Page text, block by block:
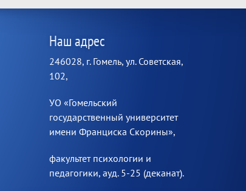
Наш адрес
246028, г. Гомель, ул. Советская,
102,
УО «Гомельский
государственный университет
имени Франциска Скорины»,
факультет психологии и
педагогики, ауд. 5-25 (деканат).